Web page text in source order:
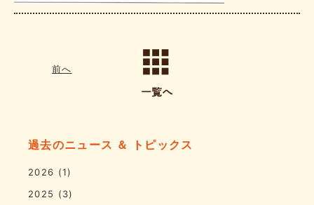
前へ
過去のニュース ＆ トピックス
2026 (1)
2025 (3)